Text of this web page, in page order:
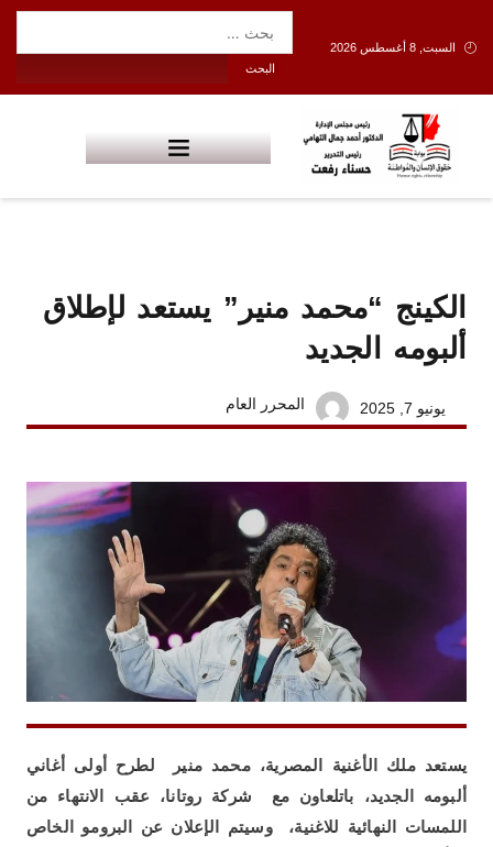
السبت, 8 أغسطس 2026
الكينج “محمد منير” يستعد لإطلاق
ألبومه الجديد
يونيو 7, 2025 المحرر العام
يستعد ملك الأغنية المصرية، محمد منير لطرح أولى أغاني
ألبومه الجديد، باتلعاون مع شركة روتانا، عقب الانتهاء من
اللمسات النهائية للاغنية، وسيتم الإعلان عن البرومو الخاص